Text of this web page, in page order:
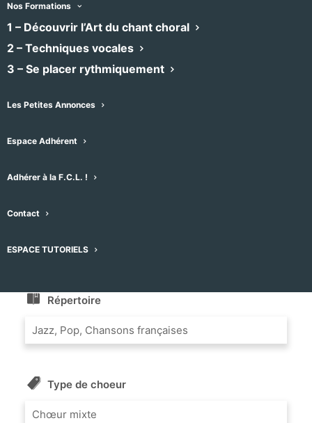
Nos Formations
1 – Découvrir l’Art du chant choral
2 – Techniques vocales
3 – Se placer rythmiquement
Les Petites Annonces
Espace Adhérent
Adhérer à la F.C.L. !
Contact
ESPACE TUTORIELS
ASSOCIATION LEZ'ARTS
Jazz, Pop, Chansons françaises
Message
Nom du Choeur
ASSOCIATION LEZ'ARTS MELES
Répertoire
Jazz, Pop, Chansons françaises
Type de choeur
Chœur mixte